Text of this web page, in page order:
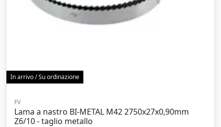
In arrivo / Su ordinazione
FV
Lama a nastro BI-METAL M42 2750x27x0,90mm
Z6/10 - taglio metallo